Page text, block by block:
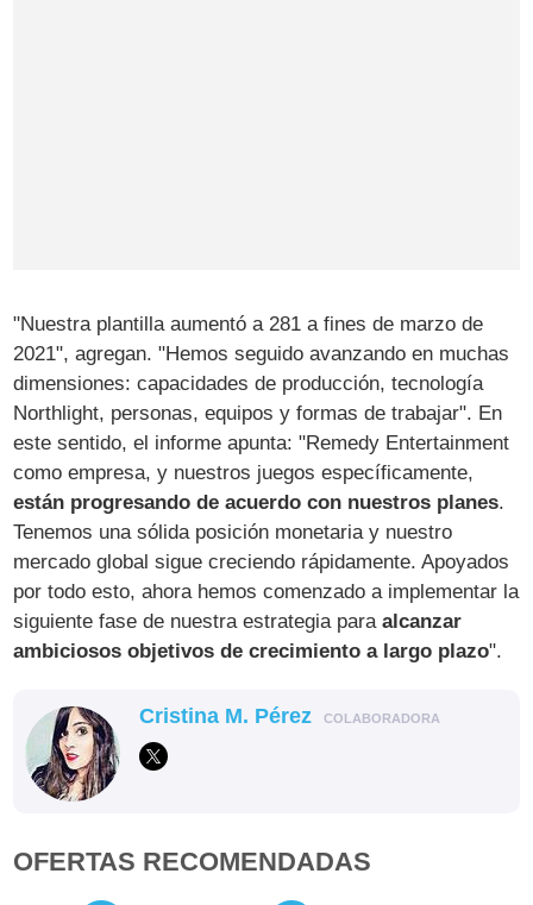
"Nuestra plantilla aumentó a 281 a fines de marzo de
2021", agregan. "Hemos seguido avanzando en muchas
dimensiones: capacidades de producción, tecnología
Northlight, personas, equipos y formas de trabajar". En
este sentido, el informe apunta: "Remedy Entertainment
como empresa, y nuestros juegos específicamente,
están progresando de acuerdo con nuestros planes.
Tenemos una sólida posición monetaria y nuestro
mercado global sigue creciendo rápidamente. Apoyados
por todo esto, ahora hemos comenzado a implementar la
siguiente fase de nuestra estrategia paraalcanzar
ambiciosos objetivos de crecimiento a largo plazo".
Cristina M. Pérez COLABORADORA
OFERTAS RECOMENDADAS